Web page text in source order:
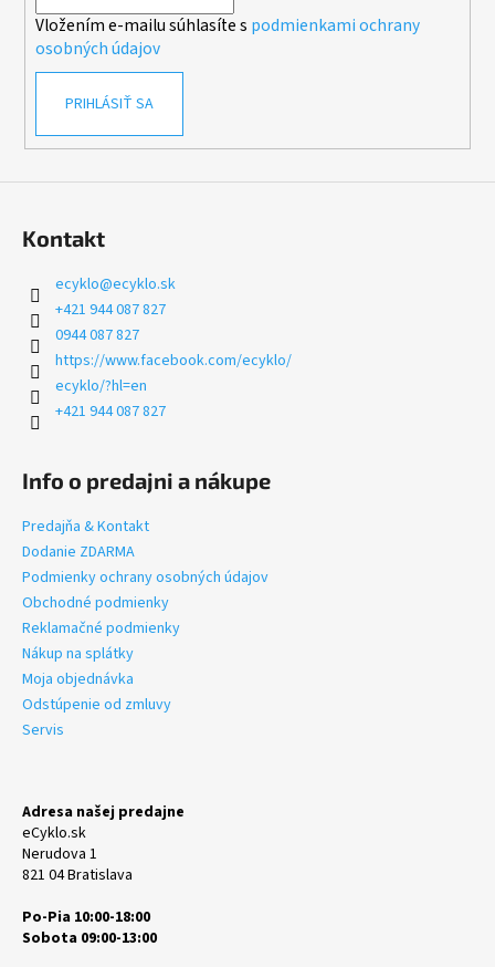
Vložením e-mailu súhlasíte s podmienkami ochrany
osobných údajov
PRIHLÁSIŤ SA
Kontakt
ecyklo@ecyklo.sk
+421 944 087 827
0944 087 827
https://www.facebook.com/ecyklo/
ecyklo/?hl=en
+421 944 087 827
Info o predajni a nákupe
Predajňa & Kontakt
Dodanie ZDARMA
Podmienky ochrany osobných údajov
Obchodné podmienky
Reklamačné podmienky
Nákup na splátky
Moja objednávka
Odstúpenie od zmluvy
Servis
Adresa našej predajne
eCyklo.sk
Nerudova 1
821 04 Bratislava
Po-Pia 10:00-18:00
Sobota 09:00-13:00